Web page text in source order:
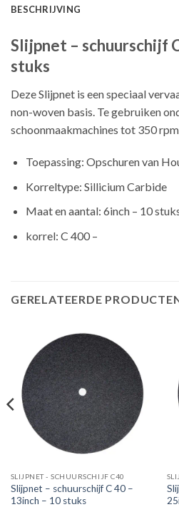
BESCHRIJVING
Slijpnet – schuurschijf
stuks
Deze Slijpnet is een speciaal
non-woven basis. Te gebruiken
schoonmaakmachines tot 350 rpm.
Toepassing: Opschuren van
Korreltype: Sillicium Carbide
Maat en aantal: 6inch – 10
korrel: C 400 –
GERELATEERDE
SLIJPNET - SCHUURSCHIJF C40
Slijpnet – schuurschijf C 40 –
13inch – 10 stuks